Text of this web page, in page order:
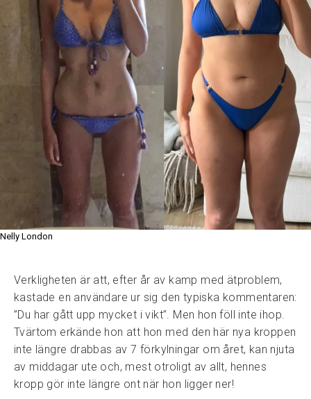
Nelly London
Verkligheten är att, efter år av kamp med ätproblem,
kastade en användare ur sig den typiska kommentaren:
”Du har gått upp mycket i vikt”. Men hon föll inte ihop.
Tvärtom erkände hon att hon med den här nya kroppen
inte längre drabbas av 7 förkylningar om året, kan njuta
av middagar ute och, mest otroligt av allt, hennes
kropp gör inte längre ont när hon ligger ner!